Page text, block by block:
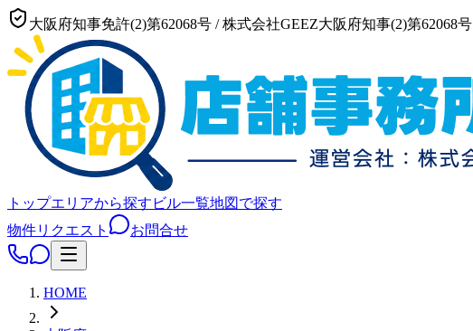
大阪府知事免許(2)第62068号 /株式会社GEEZ大阪府知事(2)第62068号
トップエリアから探す ビル一覧地図で探す
物件リクエスト
お問合せ
HOME